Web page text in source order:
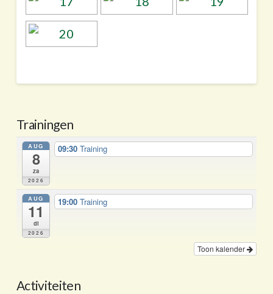
Trainingen
AUG
8
za
2026
09:30Training
AUG
11
di
2026
19:00Training
Toon kalender
Activiteiten